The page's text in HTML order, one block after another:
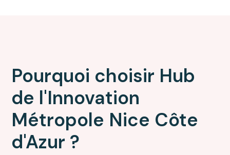
Pourquoi choisir Hub
de l'Innovation
Métropole Nice Côte
d'Azur ?